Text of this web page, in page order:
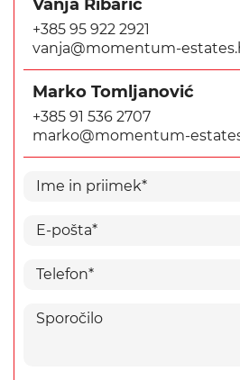
Vanja Ribarić
+385 95 922 2921
vanja@momentum-
Marko Tomljanović
+385 91 536 2707
marko@momentum-